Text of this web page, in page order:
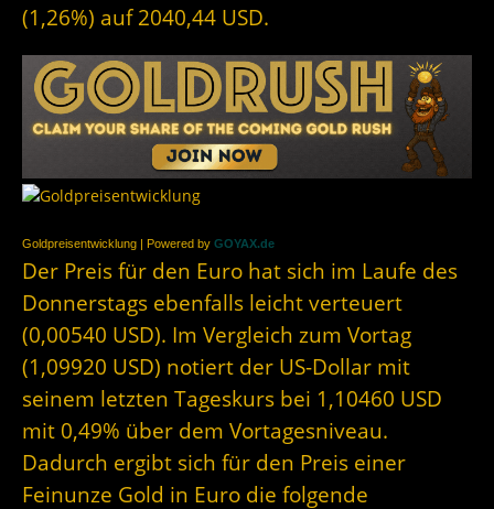
(1,26%) auf 2040,44 USD.
Goldpreisentwicklung | Powered by GOYAX.de
Der Preis für den Euro hat sich im Laufe des
Donnerstags ebenfalls leicht verteuert
(0,00540 USD). Im Vergleich zum Vortag
(1,09920 USD) notiert der US-Dollar mit
seinem letzten Tageskurs bei 1,10460 USD
mit 0,49% über dem Vortagesniveau.
Dadurch ergibt sich für den Preis einer
Feinunze Gold in Euro die folgende